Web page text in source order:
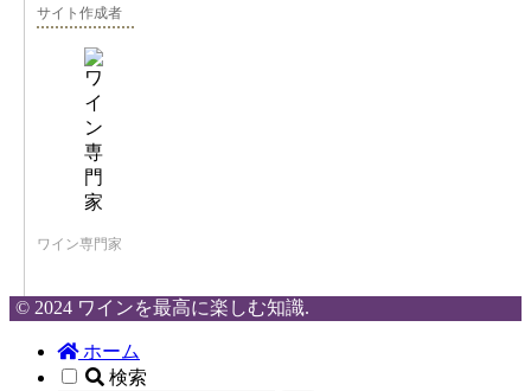
サイト作成者
ワイン専門家
© 2024 ワインを最高に楽しむ知識.
ホーム
検索